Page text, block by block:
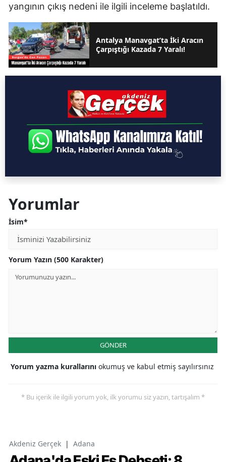
yangının çıkış nedeni ile ilgili inceleme başlatıldı.
Antalya Manavgat’ta İki Aracın
Çarpıştığı Kazada 7 Yaralı!
Yorumlar
İsim*
Yorum Yazın (500 Karakter)
GÖNDER
Yorum yazma kurallarını okumuş ve kabul etmiş sayılırsınız
* Bu içerik ile ilgili yorum yok, ilk yorumu siz yazın, tartışalım *
Akdeniz Gerçek | Adana